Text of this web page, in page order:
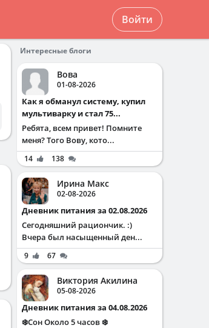
Войти
Интересные блоги
Вова
01-08-2026
Как я обманул систему, купил
мультиварку и стал 75...
Ребята, всем привет! Помните
меня? Того Вову, кото...
14 138
Ирина Макс
02-08-2026
Дневник питания за 02.08.2026
Сегодняшний рациончик. :)
Вчера был насыщенный ден...
9 67
Виктория Акилина
05-08-2026
Дневник питания за 04.08.2026
❄️Сон Около 5 часов ❄️